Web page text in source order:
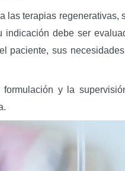
las terapias regenerativas,
indicación debe ser
paciente, sus
y la